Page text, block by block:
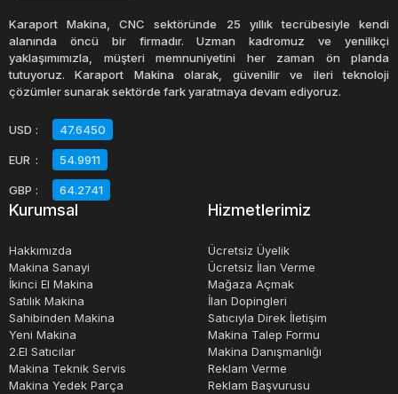
geçirilir.
Özellikle inşaat sektöründe, platformlar sık sık kullanılır.
karşılamalarına yardımcı olabilir. İşletmelerin ihtiyaçlarına
uygun bir platform seçerek, personel ve malzemelerin
güvenli bir şekilde taşınmasını sağlayabilirler.
kontrolleri, güvenliği artırarak, işletmelerin daha verimli
çalışmalarına yardımcı olur. İkinci el satılık diğer platform
seçenekleri, işletmelerin ihtiyaçlarını karşılamak için
uygun bir seçenek olabilir.
Karaport Makina, CNC sektöründe 25 yıllık tecrübesiyle kendi
alanında öncü bir firmadır. Uzman kadromuz ve yenilikçi
yaklaşımımızla, müşteri memnuniyetini her zaman ön planda
tutuyoruz. Karaport Makina olarak, güvenilir ve ileri teknoloji
çözümler sunarak sektörde fark yaratmaya devam ediyoruz.
USD : 47.6450
EUR : 54.9911
GBP : 64.2741
Kurumsal
Hakkımızda
Makina Sanayi
İkinci El Makina
Satılık Makina
Sahibinden Makina
Yeni Makina
2.El Satıcılar
Makina Teknik Servis
Makina Yedek Parça
Hizmetlerimiz
Ücretsiz Üyelik
Ücretsiz İlan Verme
Mağaza Açmak
İlan Dopingleri
Satıcıyla Direk İletişim
Makina Talep Formu
Makina Danışmanlığı
Reklam Verme
Reklam Başvurusu